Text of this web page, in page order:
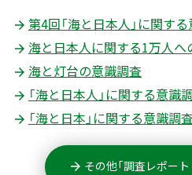
第4回「海と日本人」に関す
海と日本人に関する1万人へ
海と灯台の意識調査
「海と日本人」に関する意識
「海と日本」に関する意識調
その他「調査レポー